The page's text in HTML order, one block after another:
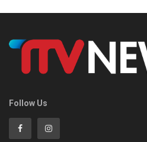
Follow Us